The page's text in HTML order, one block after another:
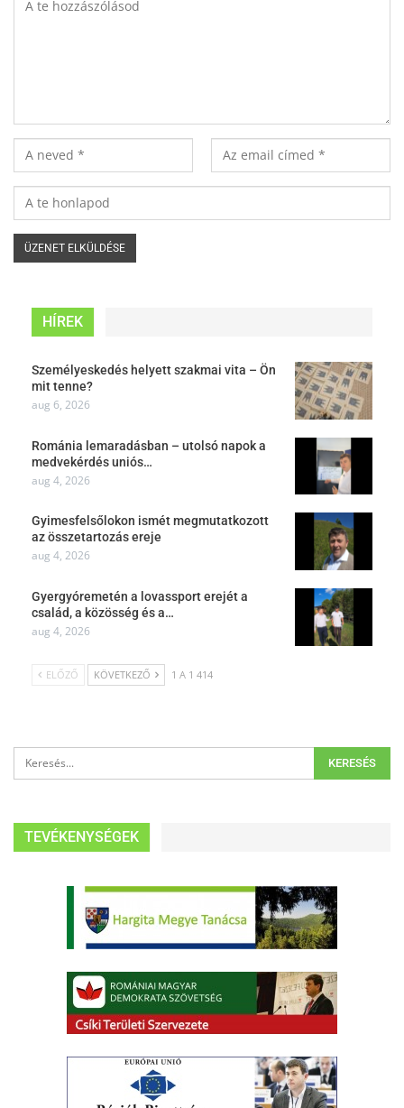
HÍREK
Személyeskedés helyett szakmai vita – Ön
mit tenne?
aug 6, 2026
Románia lemaradásban – utolsó napok a
medvekérdés uniós…
aug 4, 2026
Gyimesfelsőlokon ismét megmutatkozott
az összetartozás ereje
aug 4, 2026
Gyergyóremetén a lovassport erejét a
család, a közösség és a…
aug 4, 2026
ELŐZŐ KÖVETKEZŐ 1 A 1 414
TEVÉKENYSÉGEK